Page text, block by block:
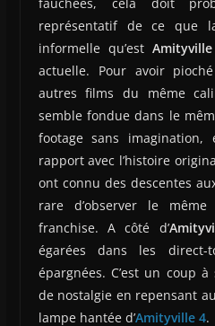
fauchées, cela doit
représentatif de ce que
informelle qu’est Amityville
actuelle. Pour avoir
autres films du même
semble fondue dans le
footage sans imagination,
rapport avec l’histoire
ont connu des descentes
rare d’observer le
franchise. A côté d’
égarées dans les direct-
épargnées. C’est un coup
de nostalgie en repensant
lampe hantée d’Amityville 4.